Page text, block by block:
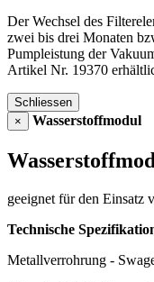
Der Wechsel des
zwei bis drei Monaten
Pumpleistung der
Artikel Nr. 19370
Schliessen
×
Wasserstoffmodul
geeignet für den Einsatz
Technische
Metallverrohrung -